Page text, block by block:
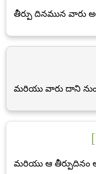
తీర్పు దినమున వారు
మరియు వారు దాని
మరియు ఆ తీర్పుదినం